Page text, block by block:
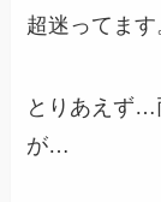
超迷ってま
とりあえず…
が…